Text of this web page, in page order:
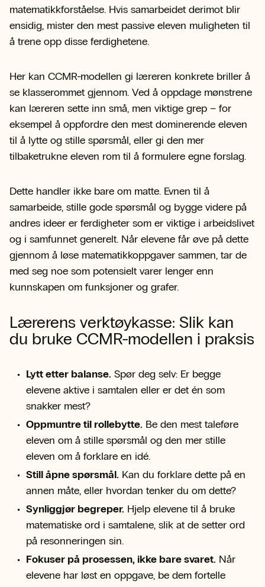
matematikkforståelse. Hvis samarbeidet derimot blir
ensidig, mister den mest passive eleven muligheten til
å trene opp disse ferdighetene.
Her kan CCMR-modellen gi læreren konkrete briller å
se klasserommet gjennom. Ved å oppdage mønstrene
kan læreren sette inn små, men viktige grep – for
eksempel å oppfordre den mest dominerende eleven
til å lytte og stille spørsmål, eller gi den mer
tilbaketrukne eleven rom til å formulere egne forslag.
Dette handler ikke bare om matte. Evnen til å
samarbeide, stille gode spørsmål og bygge videre på
andres ideer er ferdigheter som er viktige i arbeidslivet
og i samfunnet generelt. Når elevene får øve på dette
gjennom å løse matematikkoppgaver sammen, tar de
med seg noe som potensielt varer lenger enn
kunnskapen om funksjoner og grafer.
Lærerens verktøykasse: Slik kan
du bruke CCMR-modellen i praksis
Lytt etter balanse. Spør deg selv: Er begge
elevene aktive i samtalen eller er det én som
snakker mest?
Oppmuntre til rollebytte. Be den mest taleføre
eleven om å stille spørsmål og den mer stille
eleven om å forklare en idé.
Still åpne spørsmål. Kan du forklare dette på en
annen måte, eller hvordan tenker du om dette?
Synliggjør begreper. Hjelp elevene til å bruke
matematiske ord i samtalene, slik at de setter ord
på resonneringen sin.
Fokuser på prosessen, ikke bare svaret. Når
elevene har løst en oppgave, be dem fortelle